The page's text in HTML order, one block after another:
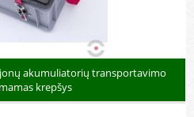
jonų akumuliatorių transportavimo
krepšys